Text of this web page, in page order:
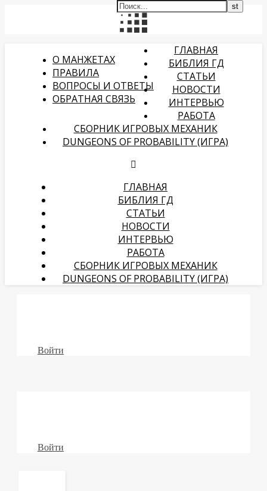
О МАНЖЕТАХ
ПРАВИЛА
ВОПРОСЫ И ОТВЕТЫ
ОБРАТНАЯ СВЯЗЬ
ГЛАВНАЯ
БИБЛИЯ ГД
СТАТЬИ
НОВОСТИ
ИНТЕРВЬЮ
РАБОТА
СБОРНИК ИГРОВЫХ МЕХАНИК
DUNGEONS OF PROBABILITY (ИГРА)
ГЛАВНАЯ
БИБЛИЯ ГД
СТАТЬИ
НОВОСТИ
ИНТЕРВЬЮ
РАБОТА
СБОРНИК ИГРОВЫХ МЕХАНИК
DUNGEONS OF PROBABILITY (ИГРА)
Войти
Войти